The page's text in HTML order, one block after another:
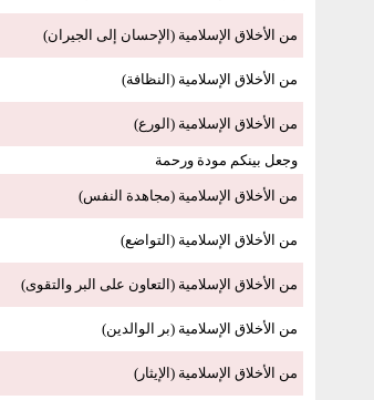
من الأخلاق الإسلامية (الإحسان إلى الجيران)
من الأخلاق الإسلامية (النظافة)
من الأخلاق الإسلامية (الورع)
وجعل بينكم مودة ورحمة
من الأخلاق الإسلامية (مجاهدة النفس)
من الأخلاق الإسلامية (التواضع)
من الأخلاق الإسلامية (التعاون على البر والتقوى)
من الأخلاق الإسلامية (بر الوالدين)
من الأخلاق الإسلامية (الإيثار)